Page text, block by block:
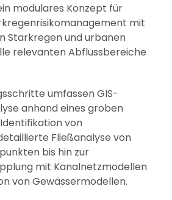
modulares Konzept für
mit
Starkregen und urbanen
relevanten Abflussbereiche
umfassen GIS-
anhand eines groben
von
Fließanalyse von
bis hin zur
mit Kanalnetzmodellen
von Gewässermodellen.